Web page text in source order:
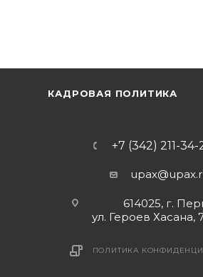
КАДРОВАЯ ПОЛИТИКА
+7 (342) 211-34-
614025, г.
ул. Героев Хасана,
ПОЛИТИКА